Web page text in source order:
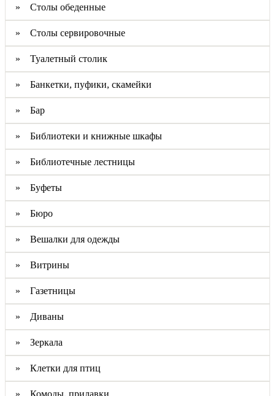
» Столы обеденные
» Столы сервировочные
» Туалетный столик
» Банкетки, пуфики, скамейки
» Бар
» Библиотеки и книжные шкафы
» Библиотечные лестницы
» Буфеты
» Бюро
» Вешалки для одежды
» Витрины
» Газетницы
» Диваны
» Зеркала
» Клетки для птиц
» Комоды, прилавки